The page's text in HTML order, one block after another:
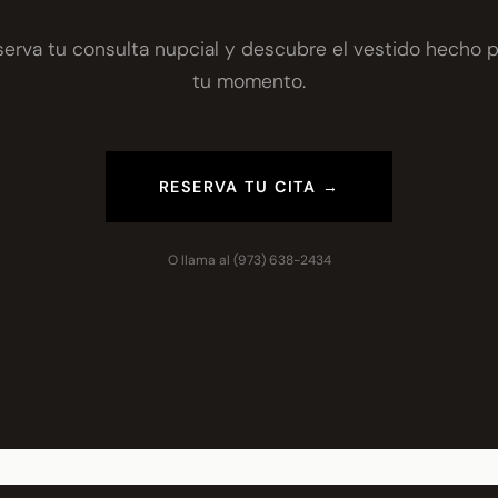
tu consulta nupcial y descubre el vestido hecho
tu momento.
RESERVA TU CITA →
O llama al (973) 638-2434